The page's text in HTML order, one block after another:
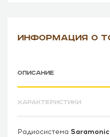
ИНФОРМАЦИЯ О
ОПИСАНИЕ
ХАРАКТЕРИСТИКИ
Радиосистема